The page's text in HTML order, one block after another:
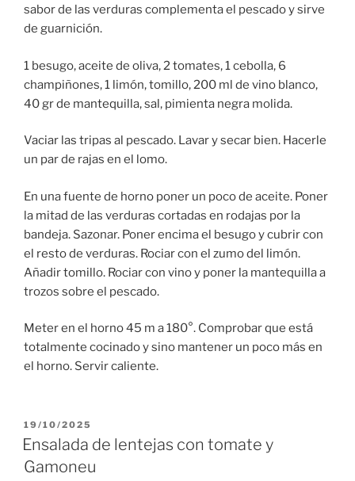
sabor de las verduras complementa el pescado y sirve
de guarnición.
1 besugo, aceite de oliva, 2 tomates, 1 cebolla, 6
champiñones, 1 limón, tomillo, 200 ml de vino blanco,
40 gr de mantequilla, sal, pimienta negra molida.
Vaciar las tripas al pescado. Lavar y secar bien. Hacerle
un par de rajas en el lomo.
En una fuente de horno poner un poco de aceite. Poner
la mitad de las verduras cortadas en rodajas por la
bandeja. Sazonar. Poner encima el besugo y cubrir con
el resto de verduras. Rociar con el zumo del limón.
Añadir tomillo. Rociar con vino y poner la mantequilla a
trozos sobre el pescado.
Meter en el horno 45 m a 180°. Comprobar que está
totalmente cocinado y sino mantener un poco más en
el horno. Servir caliente.
PUBLICADO
EL
19/10/2025
Ensalada de lentejas con tomate y
Gamoneu